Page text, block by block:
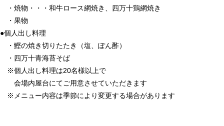
・焼物・・・和牛ロース網焼き、四万十鶏網焼き
・果物
●個人出し料理
・鰹の焼き切りたたき（塩、ぽん酢）
・四万十青海苔そば
※個人出し料理は20名様以上で
会場内屋台にてご用意させていただきます
※メニュー内容は季節により変更する場合があります